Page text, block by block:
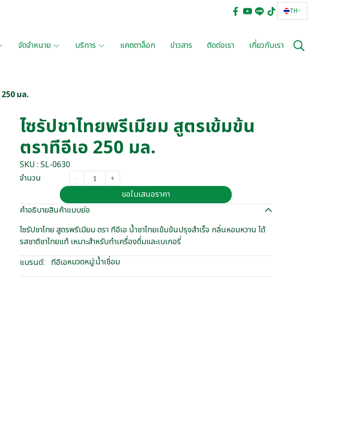
TH
จัดจำหนาย บริการ แคตตาล็อก ข่าวสาร ติดต่อเรา เกี่ยวกับเรา
มล.
ไซรัปชาไทยพรีเมียม สูตรเข้มข้น
ตราทีอีเอ 250 มล.
SKU : SL-0630
จำนวน
ขอใบเสนอราคา
คำอธิบายสินค้าแบบย่อ
ไซรัปชาไทย สูตรพรีเมียม ตรา ทีอีเอ น้ำชาไทยเข้มข้นปรุงสำเร็จ กลิ่นหอมหวาน ได้
รสชาติชาไทยแท้ เหมาะสำหรับทำเครื่องดื่มและเบเกอรี่
แบรนด์:
ทีอีเอหมวดหมู่:น้ำเชื่อม